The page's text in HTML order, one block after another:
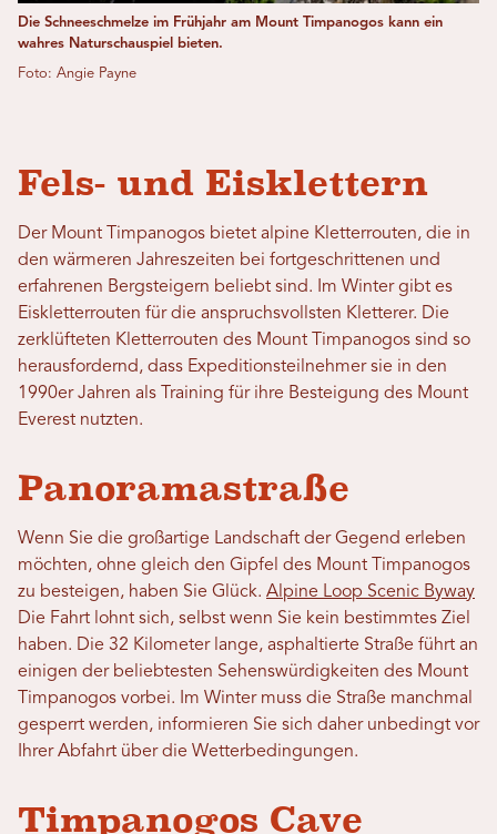
Die Schneeschmelze im Frühjahr am Mount Timpanogos kann ein
wahres Naturschauspiel bieten.
Foto: Angie Payne
Fels- und Eisklettern
Der Mount Timpanogos bietet alpine Kletterrouten, die in
den wärmeren Jahreszeiten bei fortgeschrittenen und
erfahrenen Bergsteigern beliebt sind. Im Winter gibt es
Eiskletterrouten für die anspruchsvollsten Kletterer. Die
zerklüfteten Kletterrouten des Mount Timpanogos sind so
herausfordernd, dass Expeditionsteilnehmer sie in den
1990er Jahren als Training für ihre Besteigung des Mount
Everest nutzten.
Panoramastraße
Wenn Sie die großartige Landschaft der Gegend erleben
möchten, ohne gleich den Gipfel des Mount Timpanogos
zu besteigen, haben Sie Glück. Alpine Loop Scenic Byway
Die Fahrt lohnt sich, selbst wenn Sie kein bestimmtes Ziel
haben. Die 32 Kilometer lange, asphaltierte Straße führt an
einigen der beliebtesten Sehenswürdigkeiten des Mount
Timpanogos vorbei. Im Winter muss die Straße manchmal
gesperrt werden, informieren Sie sich daher unbedingt vor
Ihrer Abfahrt über die Wetterbedingungen.
Timpanogos Cave